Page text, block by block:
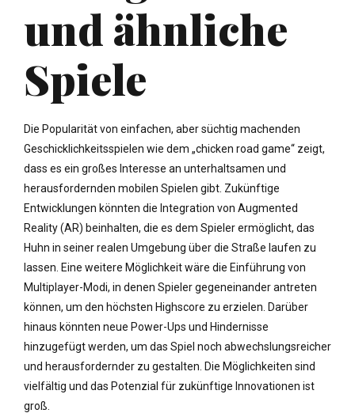
und ähnliche
Spiele
Die Popularität von einfachen, aber süchtig machenden
Geschicklichkeitsspielen wie dem „chicken road game“ zeigt,
dass es ein großes Interesse an unterhaltsamen und
herausfordernden mobilen Spielen gibt. Zukünftige
Entwicklungen könnten die Integration von Augmented
Reality (AR) beinhalten, die es dem Spieler ermöglicht, das
Huhn in seiner realen Umgebung über die Straße laufen zu
lassen. Eine weitere Möglichkeit wäre die Einführung von
Multiplayer-Modi, in denen Spieler gegeneinander antreten
können, um den höchsten Highscore zu erzielen. Darüber
hinaus könnten neue Power-Ups und Hindernisse
hinzugefügt werden, um das Spiel noch abwechslungsreicher
und herausfordernder zu gestalten. Die Möglichkeiten sind
vielfältig und das Potenzial für zukünftige Innovationen ist
groß.